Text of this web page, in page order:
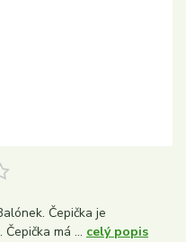
Čepička je
má ... celý popis